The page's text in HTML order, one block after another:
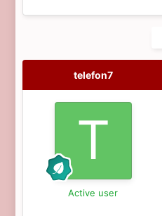
telefon7
Active user